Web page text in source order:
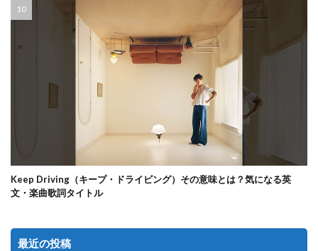
Keep Driving（キープ・ドライビング）その意味とは？気になる英
文・楽曲歌詞タイトル
最近の投稿